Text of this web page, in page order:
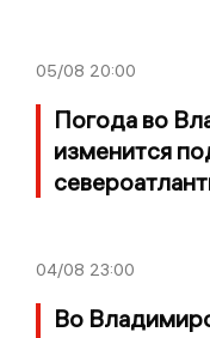
05/08 20:00
Погода во
изменится
04/08 23:00
Во